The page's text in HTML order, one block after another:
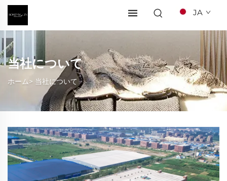
JA
当社について
ホーム> 当社について